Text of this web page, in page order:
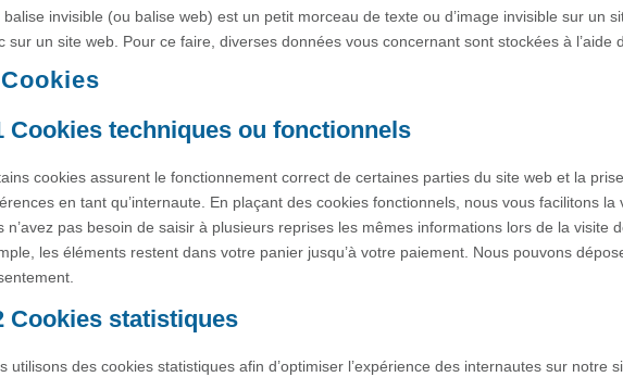
balise invisible (ou balise web) est un petit morceau de texte ou d’image invisible sur un
sur un site web. Pour ce faire, diverses données vous concernant sont stockées à l’aide
Cookies techniques ou fonctionnels
cookies assurent le fonctionnement correct de certaines parties du site web et la
en tant qu’internaute. En plaçant des cookies fonctionnels, nous vous facilitons la
n’avez pas besoin de saisir à plusieurs reprises les mêmes informations lors de la visite
les éléments restent dans votre panier jusqu’à votre paiement. Nous pouvons
Cookies statistiques
utilisons des cookies statistiques afin d’optimiser l’expérience des internautes sur notre